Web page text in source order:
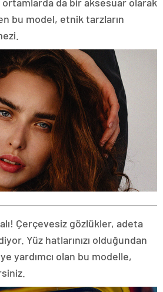
bu model, etnik tarzların
Çerçevesiz gözlükler, adeta
Yüz hatlarınızı olduğundan
yardımcı olan bu modelle,